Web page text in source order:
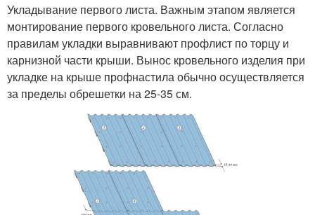
Укладывание первого листа. Важным этапом является
монтирование первого кровельного листа. Согласно
правилам укладки выравнивают профлист по торцу и
карнизной части крыши. Вынос кровельного изделия при
укладке на крыше профнастила обычно осуществляется
за пределы обрешетки на 25-35 см.